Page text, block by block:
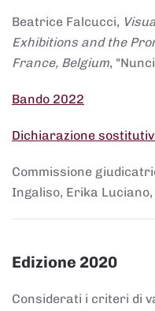
Beatrice Falcucci,
Exhibitions and the
France, Belgium,
Bando 2022
Dichiarazione
Commissione
Ingaliso, Erika
Edizione 2020
Considerati i criteri di